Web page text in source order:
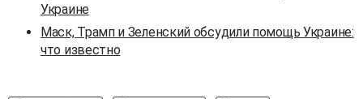
Украине
Маск, Трамп и Зеленский обсудили помощь Украине:
что известно